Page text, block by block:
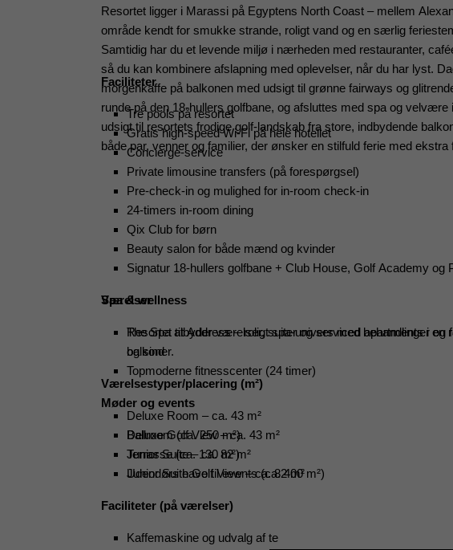
Resortet ligger i Marassi på Egyptens North Coast – mellem
område kendt for smukke strande, roligt vand og en særlig
Samtidig har du et levende miljø i nærheden med restauranter,
så du kan kombinere afslapning med oplevelser, når du har lyst.
morgenkaffe på balkonen med udsigt til grønne fairways og
runde på den 18-hullers golfbane, og afsluttes med spa og velvære
udsigt til resortets frodige golf-landskab fra store, indbydende
både par, venner og familier, der ønsker en stilfuld ferie med
Faciliteter
Tre pools på resortet
Gratis high-speed Wi-Fi på hele hotellet
Concierge-service
Private limousine transfers (på forespørgsel)
Pre-check-in og mulighed for in-room check-in
24-timers in-room dining
Qix Club for børn
Beauty salon for både mænd og kvinder
Signatur 18-hullers golfbane + Club House, Golf Academy og
Spa & wellness
The Spa at Address – roligt spa-univers med behandlinger og
og sind
Topmoderne fitnesscenter (24 timer)
Møder og events
Ballroom (ca. 250 m²)
Terrasse (ca. 130 m²)
Udendørs have til events (ca. 400 m²)
Værelser
Resortet tilbyder værelser, suiter og serviced apartments i en
balkoner.
Værelsestyper/placering (m²)
Deluxe Room – ca. 43 m²
Deluxe Golf View – ca. 43 m²
Junior Suite – ca. 82 m²
Junior Suite Golf View – ca. 82 m²
Faciliteter (på værelser)
Kaffemaskine og udvalg af te